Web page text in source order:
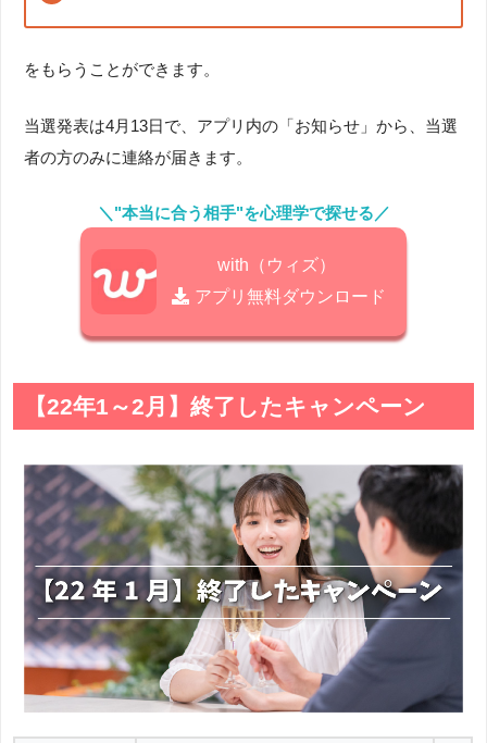
をもらうことができます。
当選発表は4月13日で、アプリ内の「お知らせ」から、当選
者の方のみに連絡が届きます。
＼"本当に合う相手"を心理学で探せる／
with（ウィズ）
アプリ無料ダウンロード
【22年1～2月】終了したキャンペーン